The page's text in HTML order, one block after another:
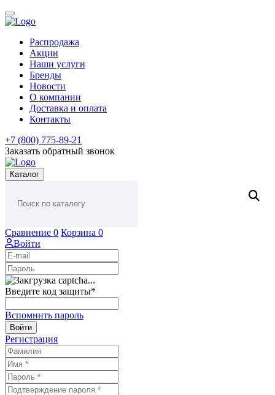
Распродажа
Акции
Наши услуги
Бренды
Новости
О компании
Доставка и оплата
Контакты
+7 (800) 775-89-21
Заказать обратный звонок
Каталог
Сравнение 0 Корзина 0
Войти
Введите код защиты*
Вспомнить пароль
Войти
Регистрация